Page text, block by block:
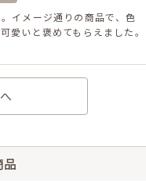
イメージ通りの商品で、色
愛いと褒めてもらえました。